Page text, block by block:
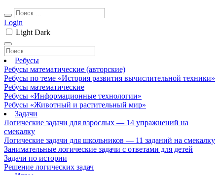
Login
Light Dark
Ребусы
Ребусы математические (авторские)
Ребусы по теме «История развития вычислительной техники»
Ребусы математические
Ребусы «Информационные технологии»
Ребусы «Животный и растительный мир»
Задачи
Логические задачи для взрослых — 14 упражнений на
смекалку
Логические задачи для школьников — 11 заданий на смекалку
Занимательные логические задачи с ответами для детей
Задачи по истории
Решение логических задач